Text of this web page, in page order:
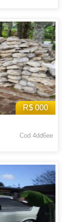
R$ 000
Cod 4dd6ee